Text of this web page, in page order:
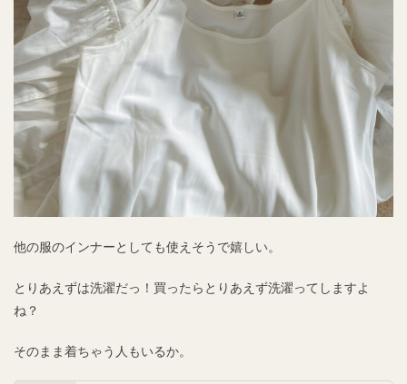
他の服のインナーとしても使えそうで嬉しい。
とりあえずは洗濯だっ！買ったらとりあえず洗濯ってしますよ
ね？
そのまま着ちゃう人もいるか。